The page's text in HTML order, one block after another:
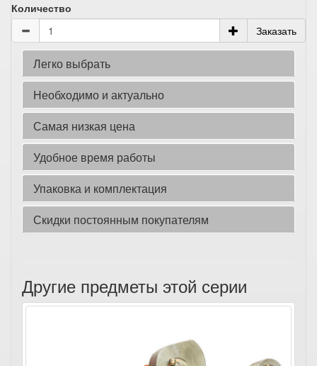
Количество
Заказать
Легко выбрать
Необходимо и актуально
Самая низкая цена
Удобное время работы
Упаковка и комплектация
Скидки постоянным покупателям
Другие предметы этой серии